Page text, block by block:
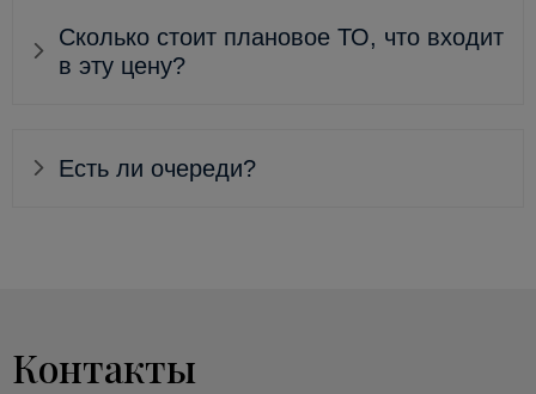
Сколько стоит плановое ТО, что входит
в эту цену?
Есть ли очереди?
Контакты